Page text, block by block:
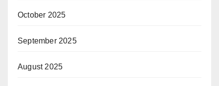
October 2025
September 2025
August 2025